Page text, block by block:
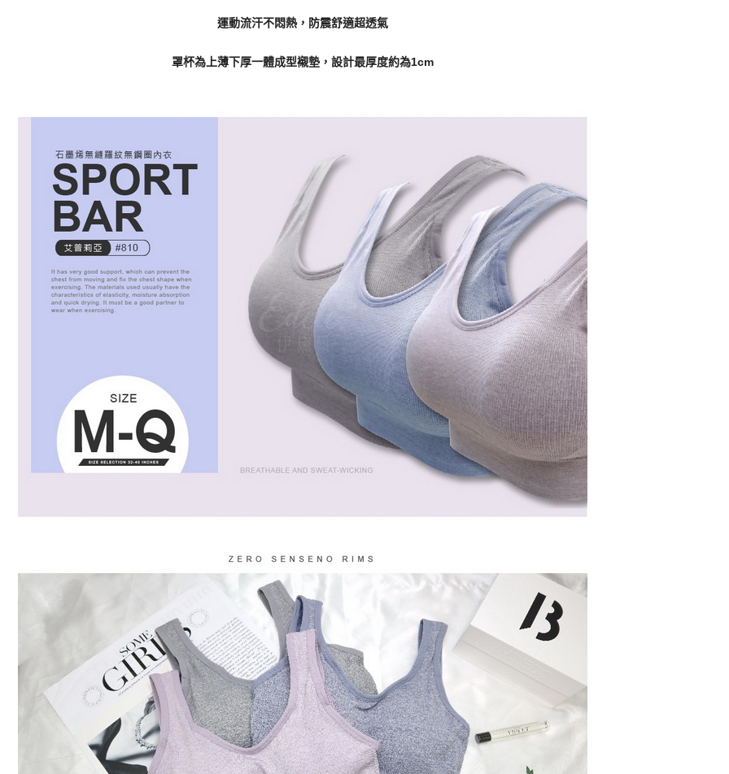
運動流汗不悶熱，防震舒適超透氣
罩杯為上薄下厚一體成型襯墊，設計最厚度約為1cm